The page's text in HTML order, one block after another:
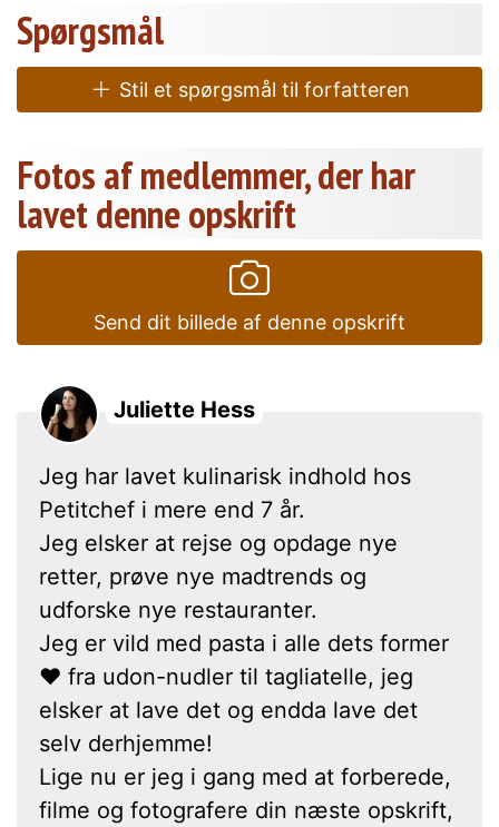
Spørgsmål
Stil et spørgsmål til forfatteren
Fotos af medlemmer, der har
lavet denne opskrift
Send dit billede af denne opskrift
Juliette Hess
Jeg har lavet kulinarisk indhold hos
Petitchef i mere end 7 år.
Jeg elsker at rejse og opdage nye
retter, prøve nye madtrends og
udforske nye restauranter.
Jeg er vild med pasta i alle dets former
❤ fra udon-nudler til tagliatelle, jeg
elsker at lave det og endda lave det
selv derhjemme!
Lige nu er jeg i gang med at forberede,
filme og fotografere din næste opskrift,